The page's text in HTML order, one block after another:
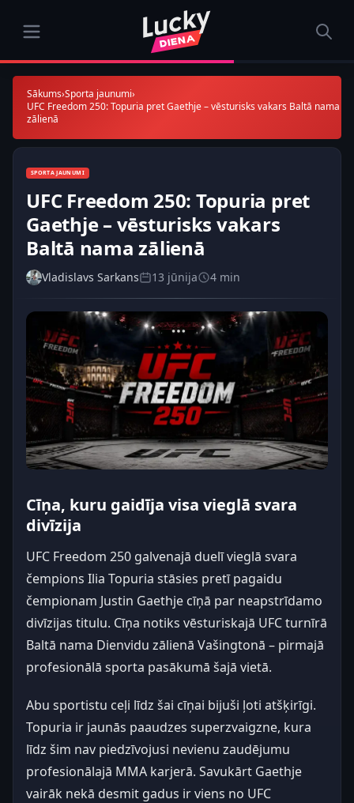
Sākums›Sporta jaunumi›
UFC Freedom 250: Topuria pret Gaethje – vēsturisks vakars Baltā nama
zālienā
SPORTA JAUNUMI
UFC Freedom 250: Topuria pret
Gaethje – vēsturisks vakars
Baltā nama zālienā
Vladislavs Sarkans 13 jūnija 4 min
Cīņa, kuru gaidīja visa vieglā svara
divīzija
UFC Freedom 250 galvenajā duelī vieglā svara
čempions Ilia Topuria stāsies pretī pagaidu
čempionam Justin Gaethje cīņā par neapstrīdamo
divīzijas titulu. Cīņa notiks vēsturiskajā UFC turnīrā
Baltā nama Dienvidu zālienā Vašingtonā – pirmajā
profesionālā sporta pasākumā šajā vietā.
Abu sportistu ceļi līdz šai cīņai bijuši ļoti atšķirīgi.
Topuria ir jaunās paaudzes superzvaigzne, kura
līdz šim nav piedzīvojusi nevienu zaudējumu
profesionālajā MMA karjerā. Savukārt Gaethje
vairāk nekā desmit gadus ir viens no UFC